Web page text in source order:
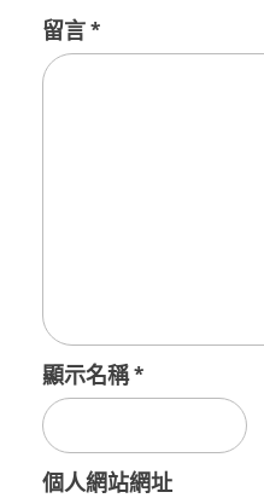
留言*
顯示名稱*
個人網站網址